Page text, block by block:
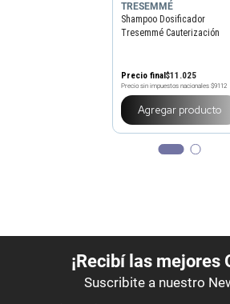
TRESEMMÉ
Shampoo Dosificador
Tresemmé Cauterización
Precio final$11 .025
Precio sin impuestos nacionales $9112
Agregar producto